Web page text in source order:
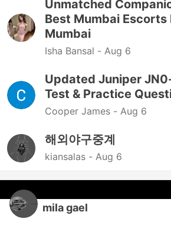
Unmatched
Best Mumbai Escorts
Mumbai
Isha Bansal - Aug 6
Updated Juniper
Test & Practice
Cooper James - Aug 6
해외야구중계
kiansalas - Aug 6
mila gael